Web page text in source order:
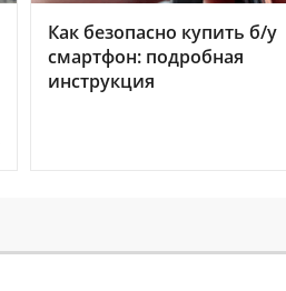
Как безопасно купить б/у
смартфон: подробная
инструкция